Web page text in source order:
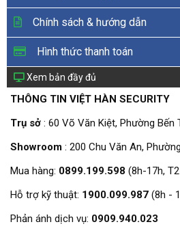
Chính sách & hướng dẫn
Hình thức thanh toán
Xem bản đầy đủ
THÔNG TIN VIỆT HÀN SECURITY
Trụ sở : 60 Võ Văn Kiệt, Phường Bến
Showroom : 200 Chu Văn An,
Mua hàng: 0899.199.598 (8h-17h,
Hỗ trợ kỹ thuật: 1900.099.987 (8h -
Phản ánh dịch vụ: 0909.940.023